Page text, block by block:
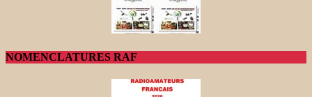
NOMENCLATURES RAF